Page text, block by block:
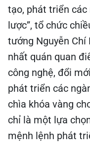
tạo, phát triển các
lược”, tổ chức
tướng Nguyễn Chí
nhất quán quan
công nghệ, đổi
phát triển các
chìa khóa vàng
chỉ là một lựa
mệnh lệnh phát